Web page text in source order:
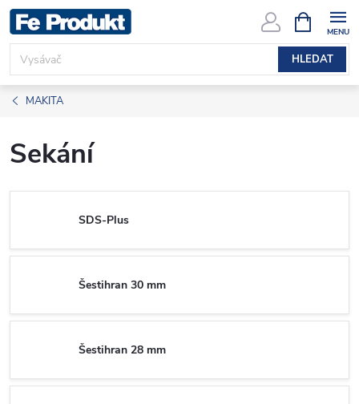
Přejít
na
obsah
HLEDAT
NÁKUPNÍ
KOŠÍK
MAKITA
Sekání
SDS-Plus
Šestihran 30 mm
Šestihran 28 mm